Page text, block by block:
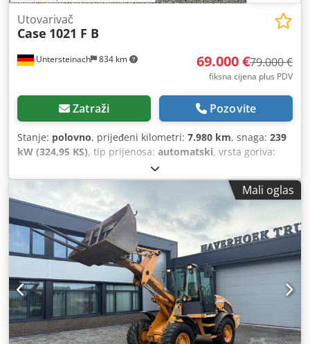
Untersteinach 834 km
Utovarivač
Case 1021 F B
69.000 €79.000 €
fiksna cijena plus PDV
Zatraži Pozovite
Stanje: polovno, prijeđeni kilometri: 7.980 km, snaga: 239
kW (324,95 KS), tip prijenosa: automatski, vrsta goriva:
, prva registracija:
izgradnje:2013, Oprema:klima-uređaj,
Mali oglas